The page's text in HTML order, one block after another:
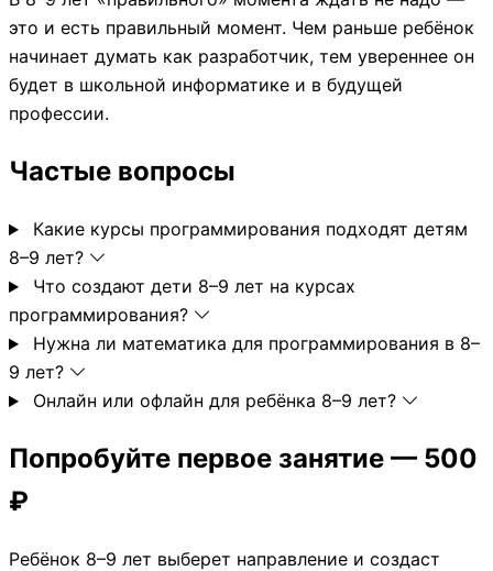
это и есть правильный момент. Чем раньше ребёнок
начинает думать как разработчик, тем увереннее он
будет в школьной информатике и в будущей
профессии.
Частые вопросы
Какие курсы программирования подходят детям
8–9 лет?
Что создают дети 8–9 лет на курсах
программирования?
Нужна ли математика для программирования в 8–
9 лет?
Онлайн или офлайн для ребёнка 8–9 лет?
Попробуйте первое занятие — 500
₽
Ребёнок 8–9 лет выберет направление и создаст